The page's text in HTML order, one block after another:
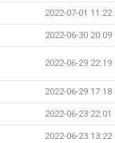
2022-07-01 11:22
2022-06-30 20:09
2022-06-29 22:19
2022-06-29 17:18
2022-06-23 22:01
2022-06-23 13:22